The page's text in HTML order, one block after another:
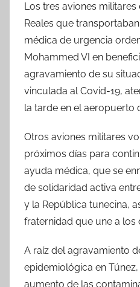
Los tres aviones
Reales que
médica de urgencia
Mohammed VI en
agravamiento de su
vinculada al Covid-19,
la tarde en el aeropuerto
Otros aviones militares
próximos días para
ayuda médica, que se
de solidaridad activa
y la República tunecina,
fraternidad que une a
A raíz del agravamiento
epidemiológica en
aumento de las